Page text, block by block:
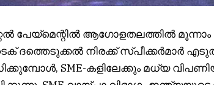
പേയ്‌മെന്റിൽ ആഗോളതലത്തിൽ
ദത്തെടുക്കൽ നിരക്ക് സ്പീക്കർമാർ
SME-കളിലേക്കും മധ്യ